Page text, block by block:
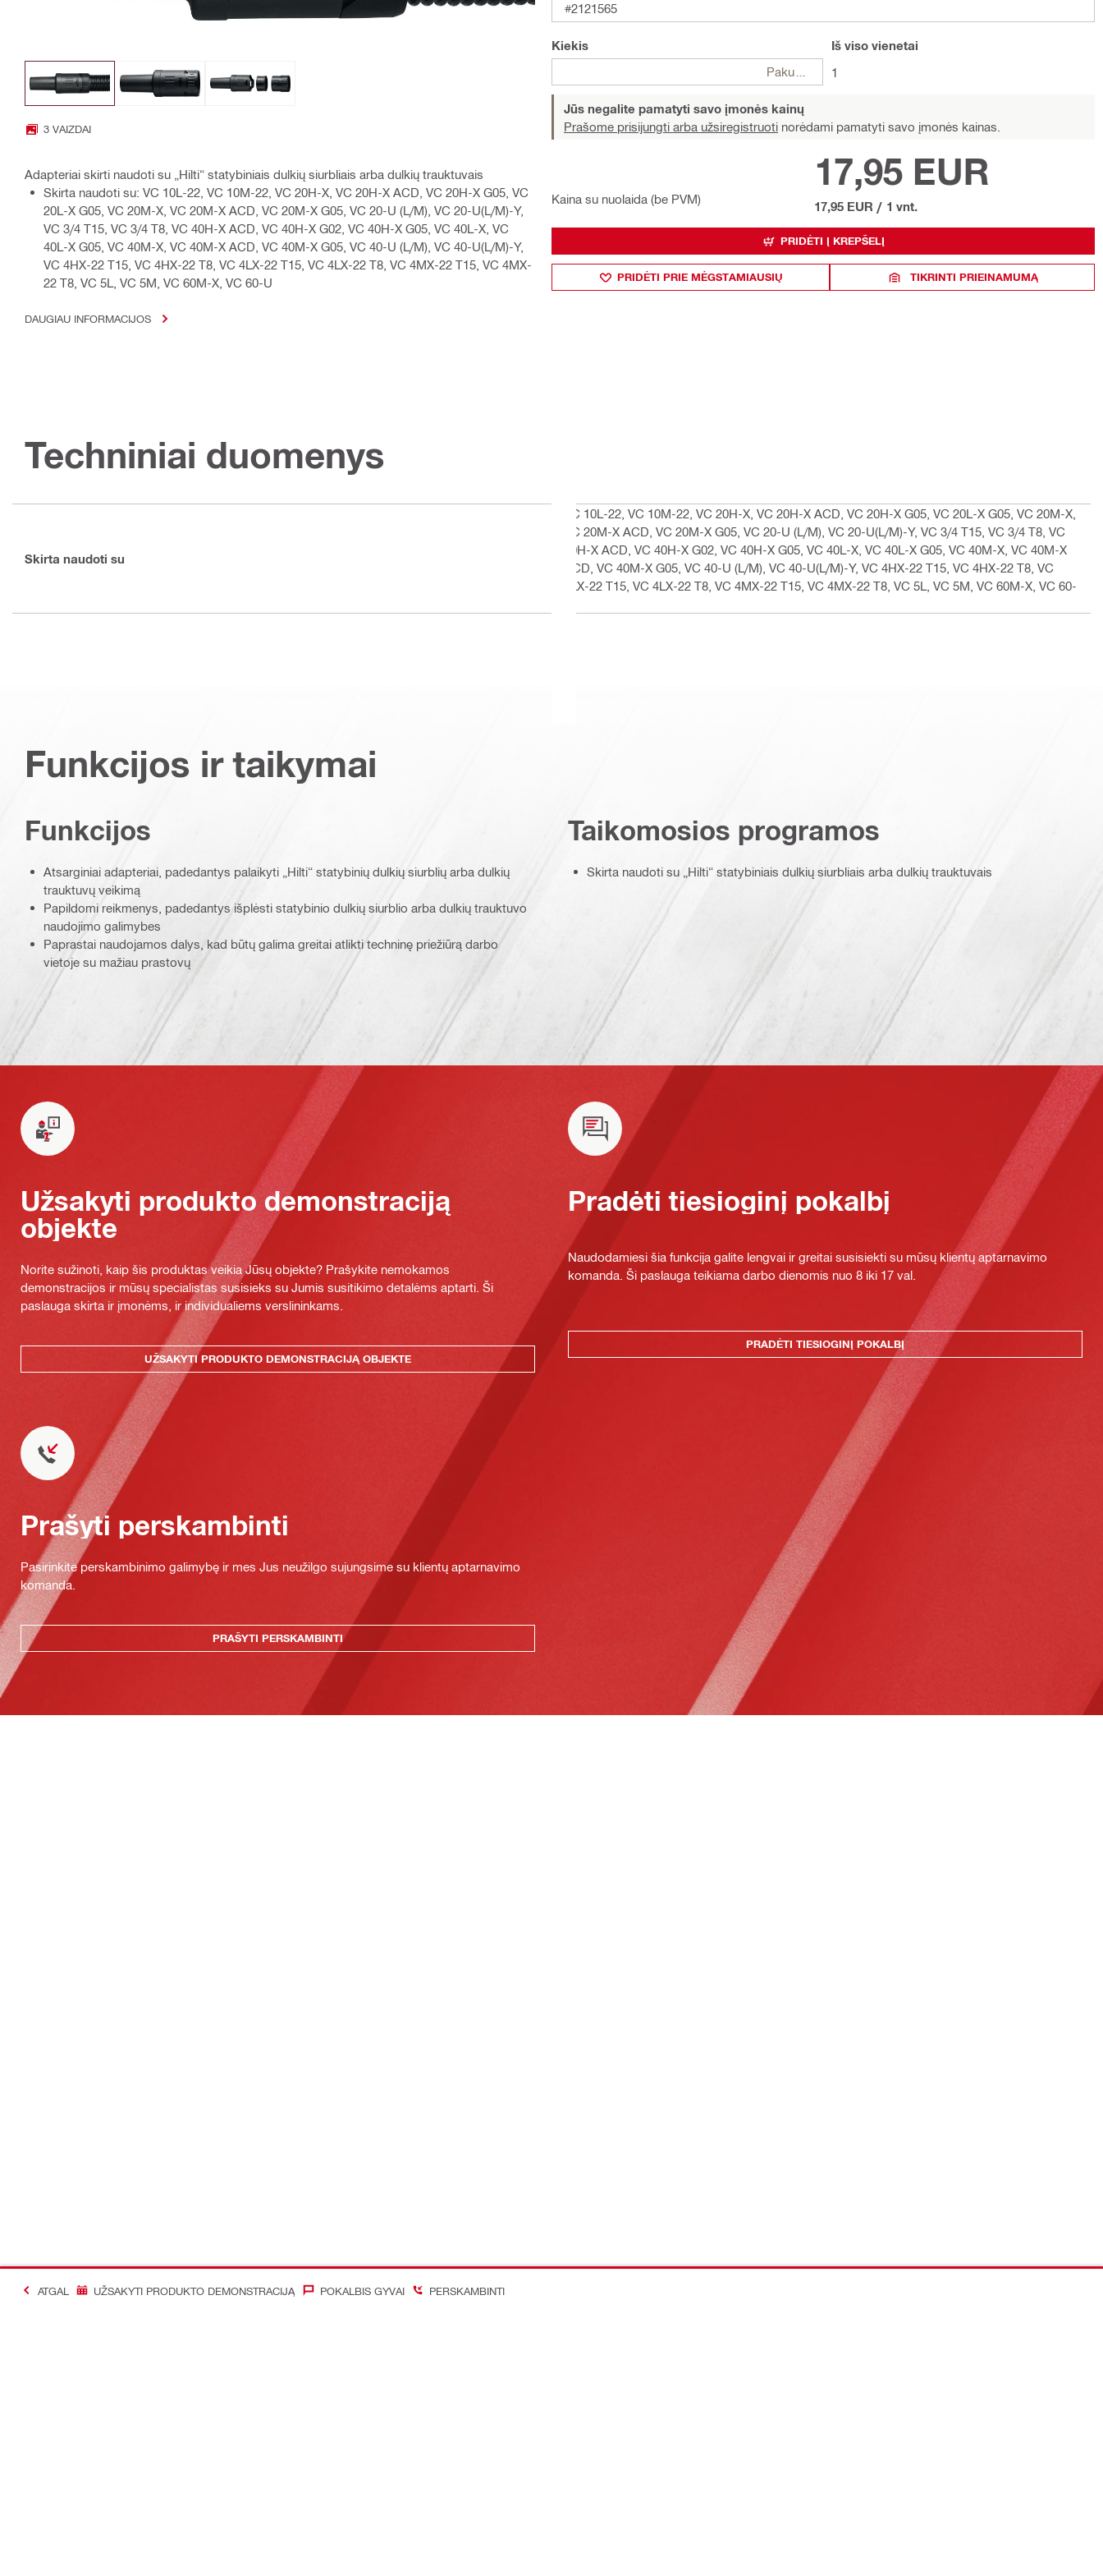
3 VAIZDAI
Adapteriai skirti naudoti su „Hilti“ statybiniais dulkių siurbliais arba dulkių trauktuvais
Skirta naudoti su: VC 10L-22, VC 10M-22, VC 20H-X, VC 20H-X ACD, VC 20H-X G05, VC
20L-X G05, VC 20M-X, VC 20M-X ACD, VC 20M-X G05, VC 20-U (L/M), VC 20-U(L/M)-Y,
VC 3/4 T15, VC 3/4 T8, VC 40H-X ACD, VC 40H-X G02, VC 40H-X G05, VC 40L-X, VC
40L-X G05, VC 40M-X, VC 40M-X ACD, VC 40M-X G05, VC 40-U (L/M), VC 40-U(L/M)-Y,
VC 4HX-22 T15, VC 4HX-22 T8, VC 4LX-22 T15, VC 4LX-22 T8, VC 4MX-22 T15, VC 4MX-
22 T8, VC 5L, VC 5M, VC 60M-X, VC 60-U
DAUGIAU INFORMACIJOS
#2121565
Kiekis
Pakuotės
Iš viso vienetai
1
Jūs negalite pamatyti savo įmonės kainų
Prašome prisijungti arba užsiregistruoti norėdami pamatyti savo įmonės kainas.
Kaina su nuolaida (be PVM)
17,95 EUR
17,95 EUR / 1 vnt.
PRIDĖTI Į KREPŠELĮ
PRIDĖTI PRIE MĖGSTAMIAUSIŲ TIKRINTI PRIEINAMUMĄ
Techniniai duomenys
Skirta naudoti su
VC 10L-22, VC 10M-22, VC 20H-X, VC 20H-X ACD, VC 20H-X G05, VC 20L-X G05, VC 20M-X,
VC 20M-X ACD, VC 20M-X G05, VC 20-U (L/M), VC 20-U(L/M)-Y, VC 3/4 T15, VC 3/4 T8, VC
40H-X ACD, VC 40H-X G02, VC 40H-X G05, VC 40L-X, VC 40L-X G05, VC 40M-X, VC 40M-X
ACD, VC 40M-X G05, VC 40-U (L/M), VC 40-U(L/M)-Y, VC 4HX-22 T15, VC 4HX-22 T8, VC
4LX-22 T15, VC 4LX-22 T8, VC 4MX-22 T15, VC 4MX-22 T8, VC 5L, VC 5M, VC 60M-X, VC 60-
Funkcijos ir taikymai
Funkcijos
Atsarginiai adapteriai, padedantys palaikyti „Hilti“ statybinių dulkių siurblių arba dulkių
trauktuvų veikimą
Papildomi reikmenys, padedantys išplėsti statybinio dulkių siurblio arba dulkių trauktuvo
naudojimo galimybes
Paprastai naudojamos dalys, kad būtų galima greitai atlikti techninę priežiūrą darbo
vietoje su mažiau prastovų
Taikomosios programos
Skirta naudoti su „Hilti“ statybiniais dulkių siurbliais arba dulkių trauktuvais
Užsakyti produkto demonstraciją
objekte
Norite sužinoti, kaip šis produktas veikia Jūsų objekte? Prašykite nemokamos
demonstracijos ir mūsų specialistas susisieks su Jumis susitikimo detalėms aptarti. Ši
paslauga skirta ir įmonėms, ir individualiems verslininkams.
UŽSAKYTI PRODUKTO DEMONSTRACIJĄ OBJEKTE
Pradėti tiesioginį pokalbį
Naudodamiesi šia funkcija galite lengvai ir greitai susisiekti su mūsų klientų aptarnavimo
komanda. Ši paslauga teikiama darbo dienomis nuo 8 iki 17 val.
PRADĖTI TIESIOGINĮ POKALBĮ
Prašyti perskambinti
Pasirinkite perskambinimo galimybę ir mes Jus neužilgo sujungsime su klientų aptarnavimo
komanda.
PRAŠYTI PERSKAMBINTI
ATGAL UŽSAKYTI PRODUKTO DEMONSTRACIJĄ POKALBIS GYVAI PERSKAMBINTI